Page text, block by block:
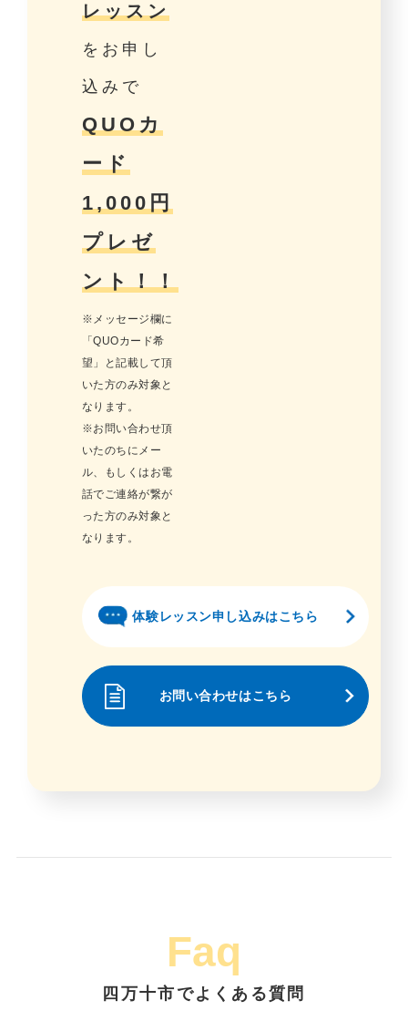
レッスン
をお申し
込みで
QUOカ
ード
1,000円
プレゼ
ント！！
※メッセージ欄に
「QUOカード希
望」と記載して頂
いた方のみ対象と
なります。
※お問い合わせ頂
いたのちにメー
ル、もしくはお電
話でご連絡が繋が
った方のみ対象と
なります。
体験レッスン申し込みはこちら
お問い合わせはこちら
Faq
四万十市でよくある質問